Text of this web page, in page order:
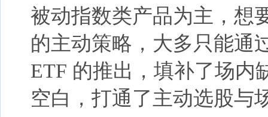
被动指数类产品为主，想
的主动策略，大多只能通
ETF 的推出，填补了场内
空白，打通了主动选股与